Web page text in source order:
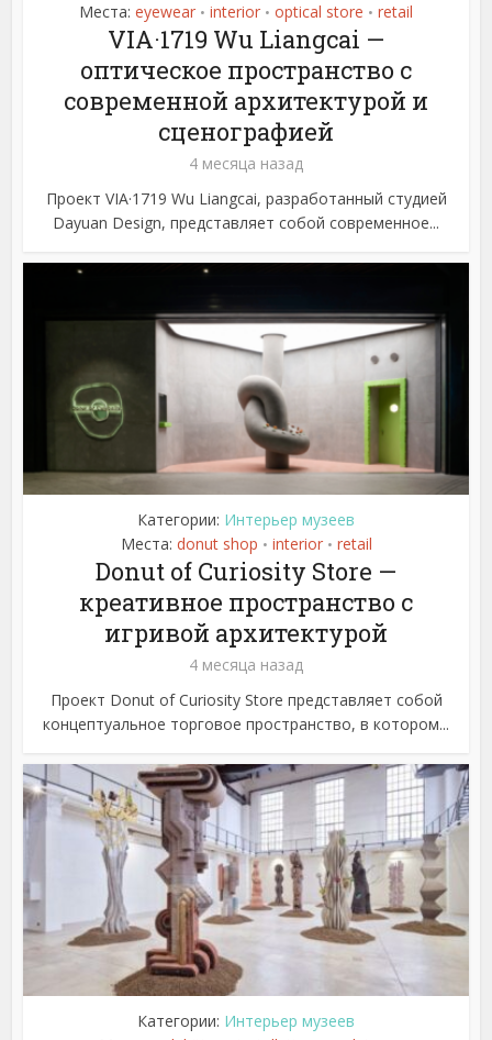
Места: eyewear • interior • optical store • retail
VIA·1719 Wu Liangcai —
оптическое пространство с
современной архитектурой и
сценографией
4 месяца назад
Проект VIA·1719 Wu Liangcai, разработанный студией
Dayuan Design, представляет собой современное...
Категории: Интерьер музеев
Места: donut shop • interior • retail
Donut of Curiosity Store —
креативное пространство с
игривой архитектурой
4 месяца назад
Проект Donut of Curiosity Store представляет собой
концептуальное торговое пространство, в котором...
Категории: Интерьер музеев